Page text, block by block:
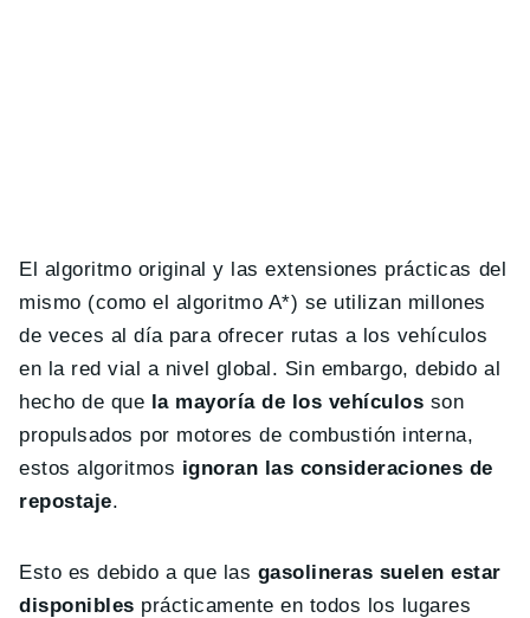
El algoritmo original y las extensiones prácticas del
mismo (como el algoritmo A*) se utilizan millones
de veces al día para ofrecer rutas a los vehículos
en la red vial a nivel global. Sin embargo, debido al
hecho de que la mayoría de los vehículos son
propulsados por motores de combustión interna,
estos algoritmos ignoran las consideraciones de
repostaje.
Esto es debido a que las gasolineras suelen estar
disponibles prácticamente en todos los lugares